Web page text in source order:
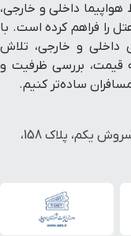
داخلی و خارجی،
را فراهم کرده است. با
و خارجی، تلاش
قیمت، بررسی ظرفیت و
ساده‌تر کنیم.
تهران، دریان نو، همایونشهر جنوبی، نبش سروش یکم، پلاک 158،